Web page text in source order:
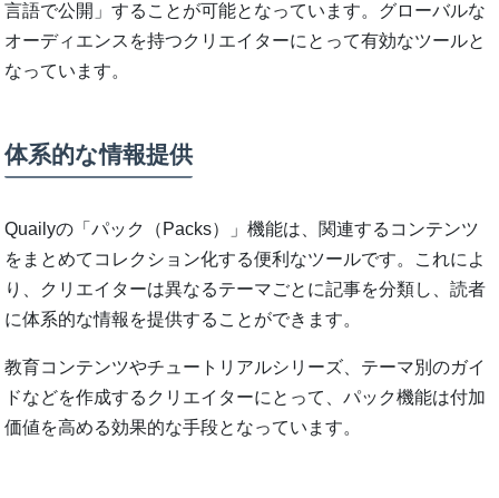
言語で公開」することが可能となっています。グローバルな
オーディエンスを持つクリエイターにとって有効なツールと
なっています。
体系的な情報提供
Quailyの「パック（Packs）」機能は、関連するコンテンツ
をまとめてコレクション化する便利なツールです。これによ
り、クリエイターは異なるテーマごとに記事を分類し、読者
に体系的な情報を提供することができます。
教育コンテンツやチュートリアルシリーズ、テーマ別のガイ
ドなどを作成するクリエイターにとって、パック機能は付加
価値を高める効果的な手段となっています。